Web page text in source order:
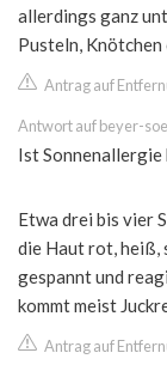
allerdings ganz
Pusteln,
Antrag auf
Antwort auf beyer-
Ist Sonnenallergie
Etwa drei bis vier
die Haut rot, heiß,
gespannt und
kommt meist
Antrag auf